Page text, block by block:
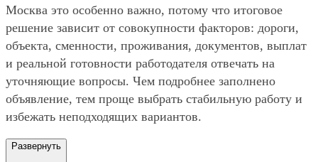
Москва это особенно важно, потому что итоговое
решение зависит от совокупности факторов: дороги,
объекта, сменности, проживания, документов, выплат
и реальной готовности работодателя отвечать на
уточняющие вопросы. Чем подробнее заполнено
объявление, тем проще выбрать стабильную работу и
избежать неподходящих вариантов.
Развернуть